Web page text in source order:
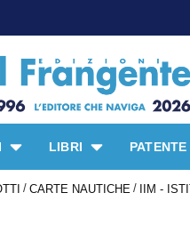
LIBRI
/ CARTE NAUTICHE / IIM -